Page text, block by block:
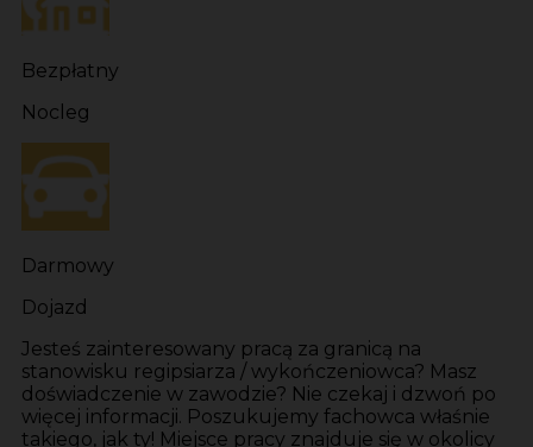
Bezpłatny
Nocleg
Darmowy
Dojazd
Jesteś zainteresowany pracą za granicą na
stanowisku regipsiarza / wykończeniowca? Masz
doświadczenie w zawodzie? Nie czekaj i dzwoń po
więcej informacji. Poszukujemy fachowca właśnie
takiego, jak ty! Miejsce pracy znajduje się w okolicy